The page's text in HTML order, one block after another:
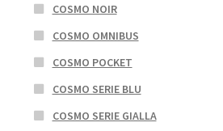
COSMO NOIR
COSMO OMNIBUS
COSMO POCKET
COSMO SERIE BLU
COSMO SERIE GIALLA